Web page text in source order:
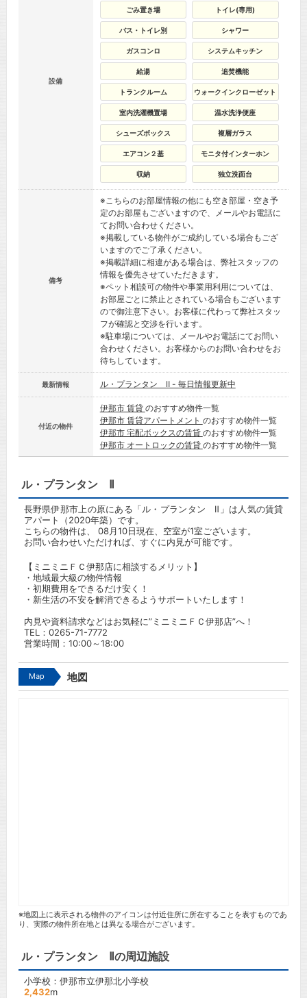
設備
ごみ置き場 トイレ(専用)
バス・トイレ別 シャワー
ガスコンロ システムキッチン
給湯 追焚機能
トランクルーム ウォークインクローゼット
室内洗濯機置場 温水洗浄便座
シューズボックス 複層ガラス
エアコン２基 モニタ付インターホン
収納 独立洗面台
備考
※こちらのお部屋情報の他にも空き部屋・空き予
定のお部屋もございますので、メールやお電話に
てお問い合わせください。
※掲載している物件がご成約している場合もござ
いますのでご了承ください。
※掲載詳細に相違がある場合は、弊社スタッフの
情報を優先させていただきます。
※ペット相談可の物件や事業用利用については、
お部屋ごとに禁止とされている場合もございます
ので御注意下さい。お客様に代わって弊社スタッ
フが確認と交渉を行います。
※駐車場については、メールやお電話にてお問い
合わせください。お客様からのお問い合わせをお
待ちしています。
最新情報 ル・プランタン Ⅱ - 毎日情報更新中
付近の物件
伊那市 賃貸 のおすすめ物件一覧
伊那市 賃貸アパートメント のおすすめ物件一覧
伊那市 宅配ボックスの賃貸 のおすすめ物件一覧
伊那市 オートロックの賃貸 のおすすめ物件一覧
ル・プランタン Ⅱ
長野県伊那市上の原にある「ル・プランタン Ⅱ」は人気の賃貸
アパート（2020年築）です。
こちらの物件は、 08月10日現在、空室が1室ございます。
お問い合わせいただければ、すぐに内見が可能です。
【ミニミニＦＣ伊那店に相談するメリット】
・地域最大級の物件情報
・初期費用をできるだけ安く！
・新生活の不安を解消できるようサポートいたします！
内見や資料請求などはお気軽に”ミニミニＦＣ伊那店”へ！
TEL： 0265-71-7772
営業時間：10:00～18:00
Map 地図
※地図上に表示される物件のアイコンは付近住所に所在することを表すものであ
り、実際の物件所在地とは異なる場合がございます。
ル・プランタン Ⅱの周辺施設
小学校：伊那市立伊那北小学校
2,432m